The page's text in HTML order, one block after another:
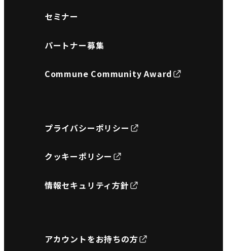
セミナー
パートナー募集
Commune Community Award
プライバシーポリシー
クッキーポリシー
情報セキュリティ方針
アカウントをお持ちの方